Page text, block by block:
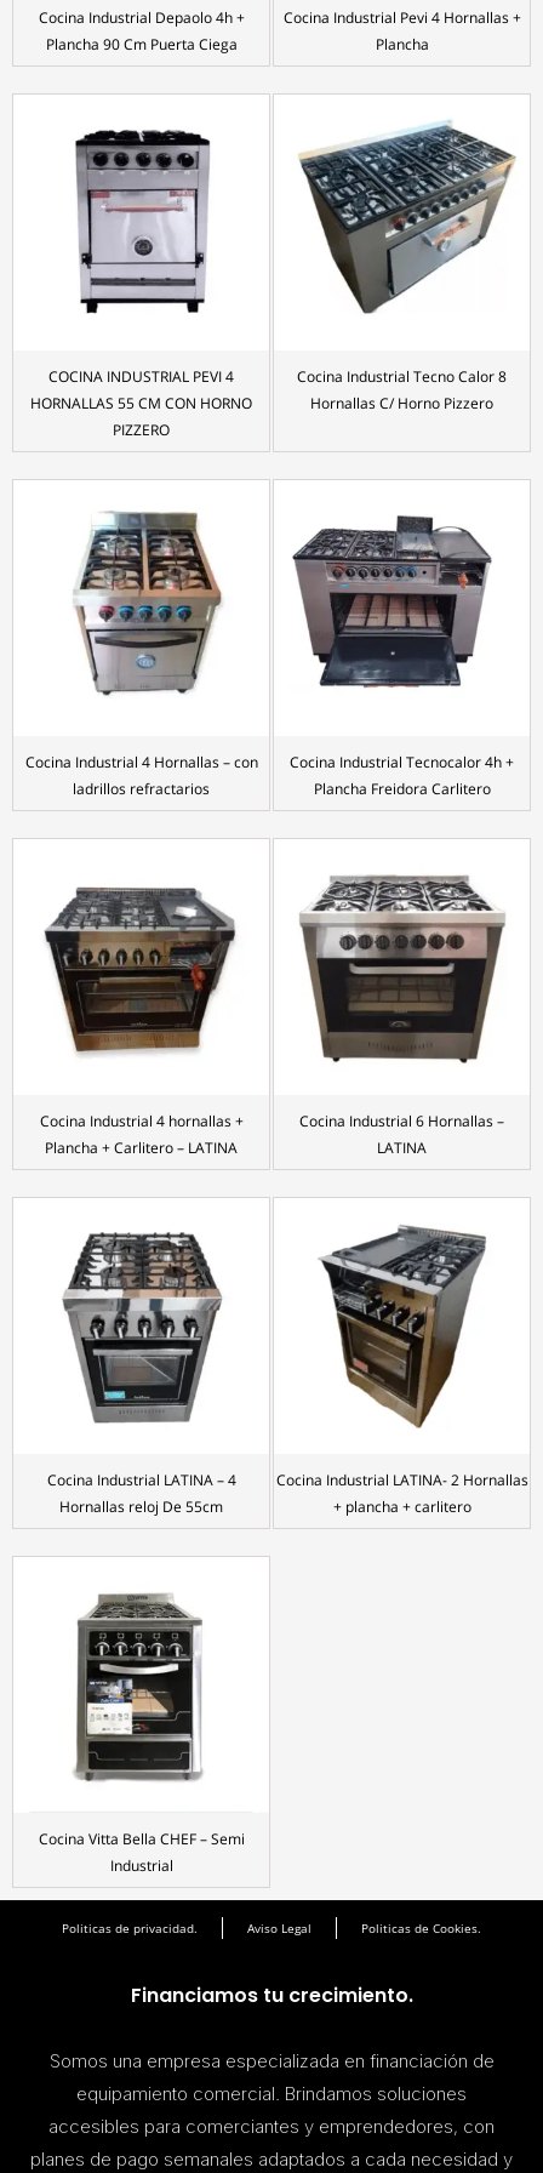
Cocina Industrial Depaolo 4h +
Plancha 90 Cm Puerta Ciega
Cocina Industrial Pevi 4 Hornallas +
Plancha
COCINA INDUSTRIAL PEVI 4
HORNALLAS 55 CM CON HORNO
PIZZERO
Cocina Industrial Tecno Calor 8
Hornallas C/ Horno Pizzero
Cocina Industrial 4 Hornallas – con
ladrillos refractarios
Cocina Industrial Tecnocalor 4h +
Plancha Freidora Carlitero
Cocina Industrial 4 hornallas +
Plancha + Carlitero – LATINA
Cocina Industrial 6 Hornallas –
LATINA
Cocina Industrial LATINA – 4
Hornallas reloj De 55cm
Cocina Industrial LATINA- 2 Hornallas
+ plancha + carlitero
Cocina Vitta Bella CHEF – Semi
Industrial
Politicas de privacidad. Aviso Legal Politicas de Cookies.
Financiamos tu crecimiento.
Somos una empresa especializada en financiación de
equipamiento comercial. Brindamos soluciones
accesibles para comerciantes y emprendedores, con
planes de pago semanales adaptados a cada necesidad y